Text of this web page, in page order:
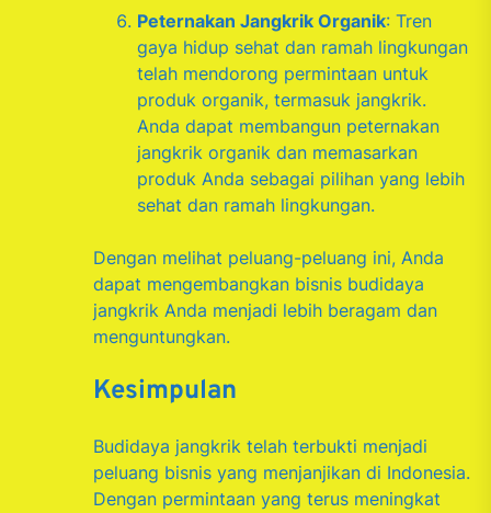
Peternakan Jangkrik Organik: Tren
gaya hidup sehat dan ramah lingkungan
telah mendorong permintaan untuk
produk organik, termasuk jangkrik.
Anda dapat membangun peternakan
jangkrik organik dan memasarkan
produk Anda sebagai pilihan yang lebih
sehat dan ramah lingkungan.
Dengan melihat peluang-peluang ini, Anda
dapat mengembangkan bisnis budidaya
jangkrik Anda menjadi lebih beragam dan
menguntungkan.
Kesimpulan
Budidaya jangkrik telah terbukti menjadi
peluang bisnis yang menjanjikan di Indonesia.
Dengan permintaan yang terus meningkat